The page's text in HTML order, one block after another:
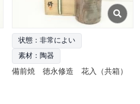
状態：非常によい
素材：陶器
備前焼 徳永修造 花入（共箱）